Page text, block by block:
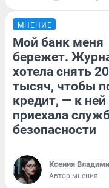
МНЕНИЕ
Мой банк меня
бережет.
хотела снять
тысяч, чтобы
кредит, — к
приехала
безопасности
Ксения
Автор мнения